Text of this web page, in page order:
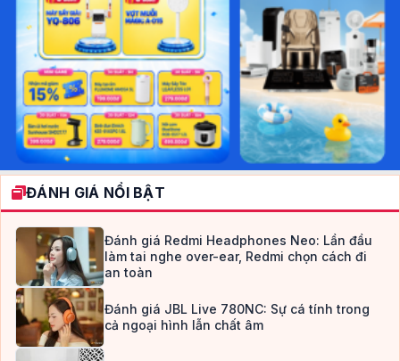
ĐÁNH GIÁ NỔI BẬT
Đánh giá Redmi Headphones Neo: Lần đầu
làm tai nghe over-ear, Redmi chọn cách đi
an toàn
Đánh giá JBL Live 780NC: Sự cá tính trong
cả ngoại hình lẫn chất âm